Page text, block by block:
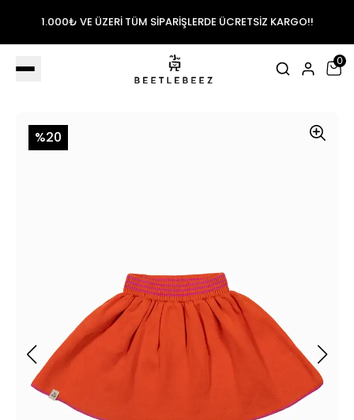
1.000₺ VE ÜZERİ TÜM SİPARİŞLERDE ÜCRETSİZ KARGO!!
0
%20